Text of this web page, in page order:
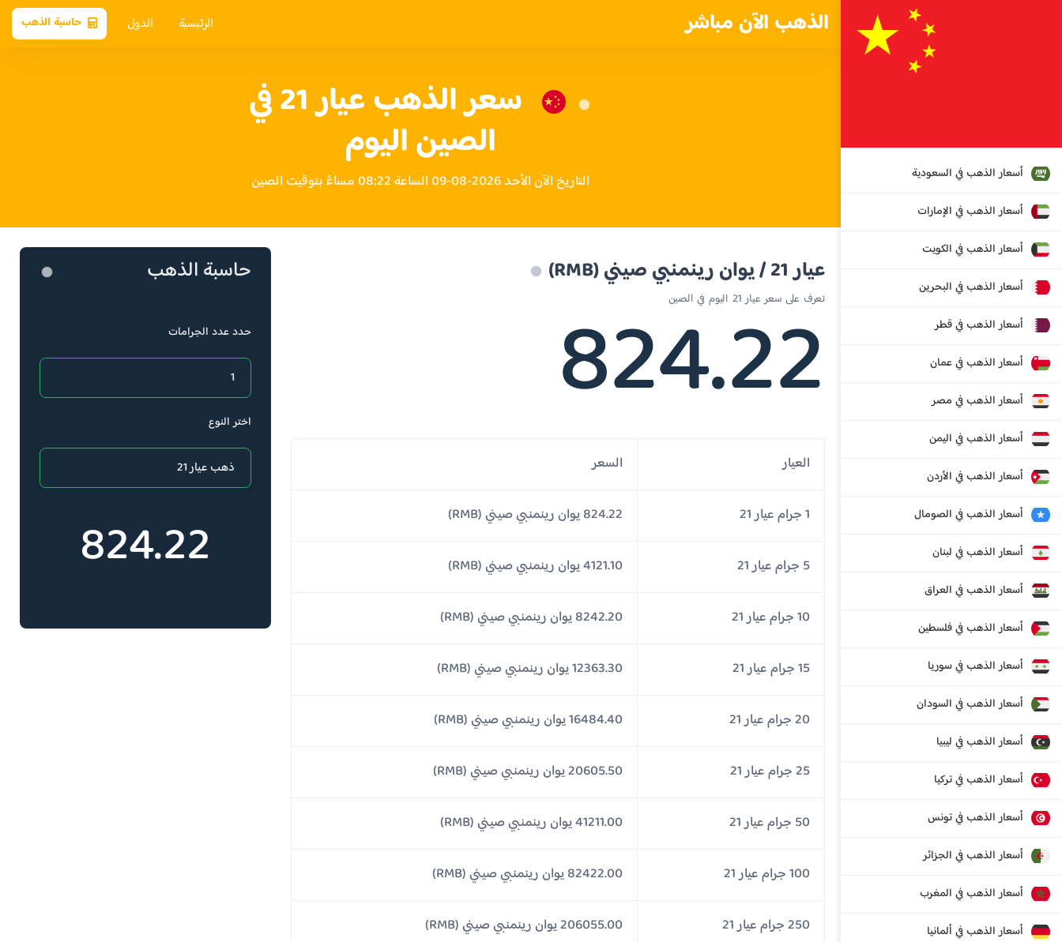
الذهب الآن مباشر الرئيسية الدول حاسبة الذهب
أسعار الذهب في السعودية
أسعار الذهب في الإمارات
أسعار الذهب في الكويت
أسعار الذهب في البحرين
أسعار الذهب في قطر
أسعار الذهب في عمان
أسعار الذهب في مصر
أسعار الذهب في اليمن
أسعار الذهب في الأردن
أسعار الذهب في الصومال
أسعار الذهب في لبنان
أسعار الذهب في العراق
أسعار الذهب في فلسطين
أسعار الذهب في سوريا
أسعار الذهب في السودان
أسعار الذهب في ليبيا
أسعار الذهب في تركيا
أسعار الذهب في تونس
أسعار الذهب في الجزائر
أسعار الذهب في المغرب
أسعار الذهب في ألمانيا
سعر الذهب عيار 21 في
الصين اليوم
التاريخ الآن الأحد 2026-08-09 الساعة 08:22 مساءً بتوقيت الصين
عيار 21 / يوان رينمنبي صيني (RMB)
تعرف على سعر عيار 21 اليوم في الصين
824.22
العيار السعر
1 جرام عيار 21 824.22 يوان رينمنبي صيني (RMB)
5 جرام عيار 21 4121.10 يوان رينمنبي صيني (RMB)
10 جرام عيار 21 8242.20 يوان رينمنبي صيني (RMB)
15 جرام عيار 21 12363.30 يوان رينمنبي صيني (RMB)
20 جرام عيار 21 16484.40 يوان رينمنبي صيني (RMB)
25 جرام عيار 21 20605.50 يوان رينمنبي صيني (RMB)
50 جرام عيار 21 41211.00 يوان رينمنبي صيني (RMB)
100 جرام عيار 21 82422.00 يوان رينمنبي صيني (RMB)
250 جرام عيار 21 206055.00 يوان رينمنبي صيني (RMB)
حاسبة الذهب
حدد عدد الجرامات
اختر النوع
824.22